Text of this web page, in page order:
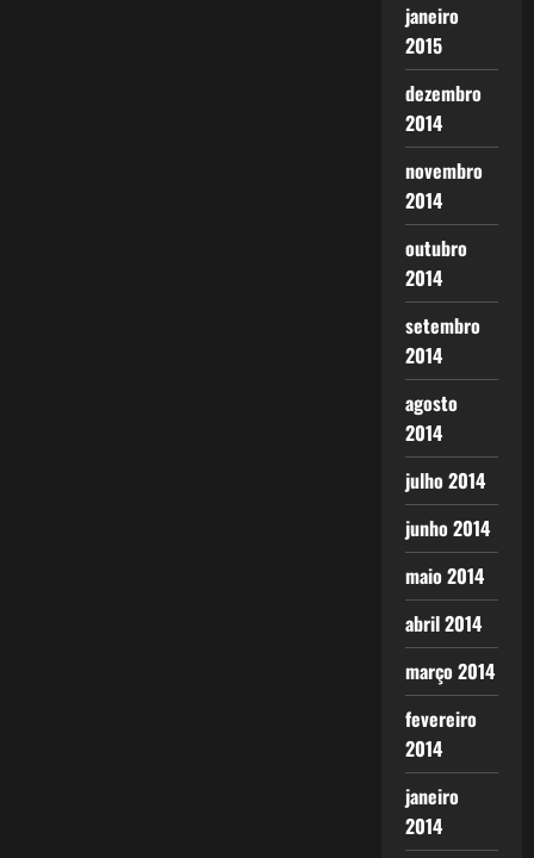
janeiro
2015
dezembro
2014
novembro
2014
outubro
2014
setembro
2014
agosto
2014
julho 2014
junho 2014
maio 2014
abril 2014
março 2014
fevereiro
2014
janeiro
2014